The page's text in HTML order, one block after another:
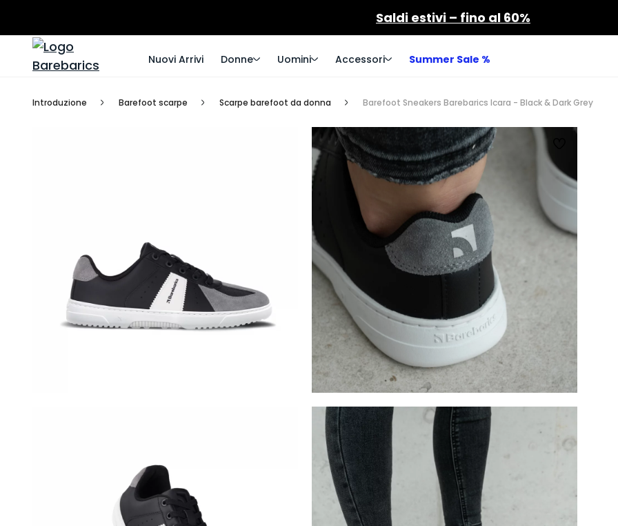
Saldi estivi – fino al 60%
Nuovi Arrivi Donne Uomini Accessori Summer Sale %
Introduzione Barefoot scarpe Scarpe barefoot da donna Barefoot Sneakers Barebarics Icara - Black & Dark Grey